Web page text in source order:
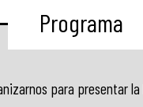
Programa
para presentar la